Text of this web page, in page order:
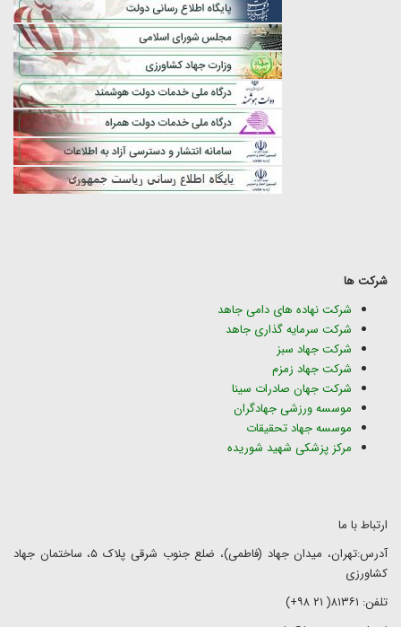
شرکت ها
شرکت نهاده های دامی جاهد
شرکت سرمایه گذاری جاهد
شرکت جهاد سبز
شرکت جهاد زمزم
شرکت جهان صادرات سینا
موسسه ورزشی جهادگران
موسسه جهاد تحقیقات
مرکز پزشکی شهید شوریده
ارتباط با ما
آدرس:تهران، میدان جهاد (فاطمی)، ضلع جنوب شرقی پلاک ۵، ساختمان جهاد
کشاورزی
تلفن: ۸۱۳۶۱( ۲۱ ۹۸+)